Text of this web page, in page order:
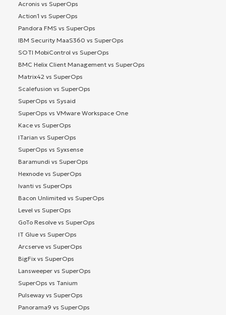
Acronis vs SuperOps
Action1 vs SuperOps
Pandora FMS vs SuperOps
IBM Security MaaS360 vs SuperOps
SOTI MobiControl vs SuperOps
BMC Helix Client Management vs SuperOps
Matrix42 vs SuperOps
Scalefusion vs SuperOps
SuperOps vs Sysaid
SuperOps vs VMware Workspace One
Kace vs SuperOps
ITarian vs SuperOps
SuperOps vs Syxsense
Baramundi vs SuperOps
Hexnode vs SuperOps
Ivanti vs SuperOps
Bacon Unlimited vs SuperOps
Level vs SuperOps
GoTo Resolve vs SuperOps
IT Glue vs SuperOps
Arcserve vs SuperOps
BigFix vs SuperOps
Lansweeper vs SuperOps
SuperOps vs Tanium
Pulseway vs SuperOps
Panorama9 vs SuperOps